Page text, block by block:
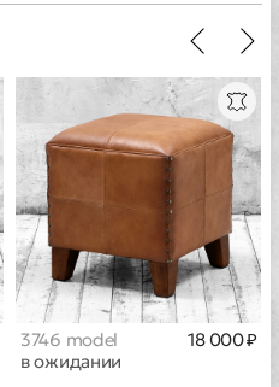
3746 model
в ожидании
18 000 ₽